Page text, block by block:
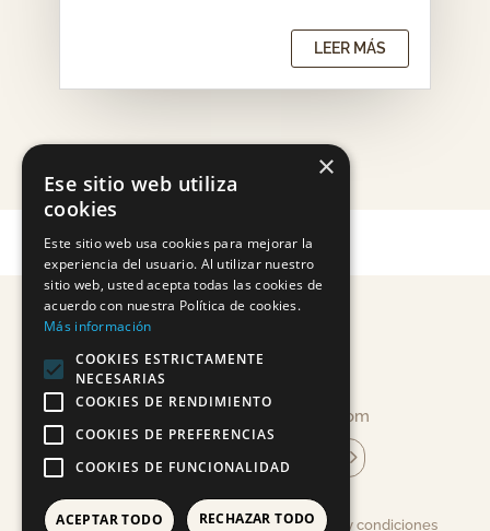
LEER MÁS
info@mandragoracosmetica.com
Aviso legal, Política de Privacidad, Términos y condiciones
×
Ese sitio web utiliza
cookies
Este sitio web usa cookies para mejorar la
experiencia del usuario. Al utilizar nuestro
sitio web, usted acepta todas las cookies de
acuerdo con nuestra Política de cookies.
Más información
COOKIES ESTRICTAMENTE
NECESARIAS
COOKIES DE RENDIMIENTO
COOKIES DE PREFERENCIAS
COOKIES DE FUNCIONALIDAD
ACEPTAR TODO RECHAZAR TODO